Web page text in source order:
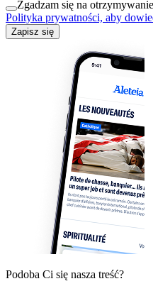
Zgadzam się na
Polityka prywatności, aby
Zapisz się
Podoba Ci się nasza treść?